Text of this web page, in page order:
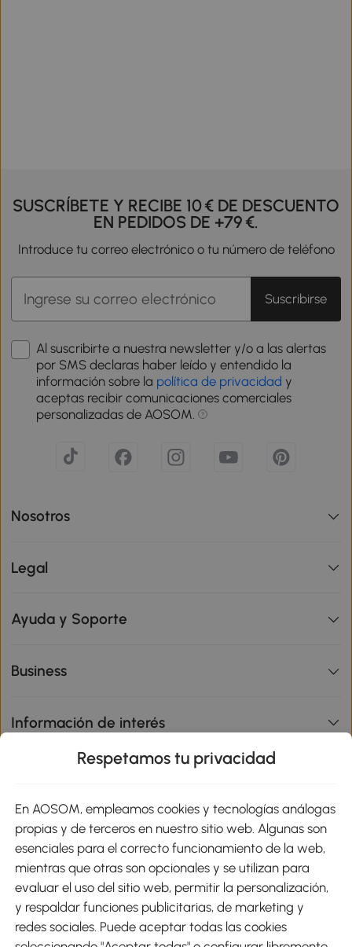
SUSCRÍBETE Y RECIBE 10 € DE DESCUENTO
EN PEDIDOS DE +79 €.
Introduce tu correo electrónico o tu número de teléfono
Suscribirse
Al suscribirte a nuestra newsletter y/o a las alertas
por SMS declaras haber leído y entendido la
información sobre la política de privacidad y
aceptas recibir comunicaciones comerciales
personalizadas de AOSOM.
Nosotros
Legal
Ayuda y Soporte
Business
Información de interés
Métodos de Pago
Envíos
Respetamos tu privacidad
En AOSOM, empleamos cookies y tecnologías análogas
propias y de terceros en nuestro sitio web. Algunas son
esenciales para el correcto funcionamiento de la web,
mientras que otras son opcionales y se utilizan para
evaluar el uso del sitio web, permitir la personalización,
y respaldar funciones publicitarias, de marketing y
redes sociales. Puede aceptar todas las cookies